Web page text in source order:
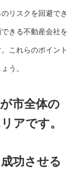
リスクを回避でき
きる不動産会社を
これらのポイント
う。
市全体の
アです。
功させる